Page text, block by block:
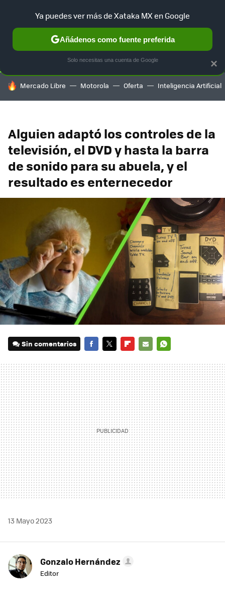
SELECCIÓN GAMING HOME AUTO TERRITORIO
HOY SE HABLA DE
Mercado Libre Motorola Oferta Inteligencia Artificial
Alguien adaptó los controles de la
televisión, el DVD y hasta la barra
de sonido para su abuela, y el
resultado es enternecedor
Sin comentarios
MAIL
13 Mayo 2023
Gonzalo Hernández
Editor
×
Ya puedes ver más de Xataka MX en Google
Añádenos como fuente preferida
Solo necesitas una cuenta de Google